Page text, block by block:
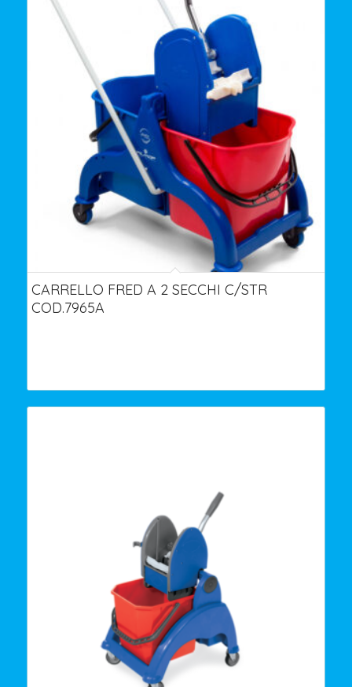
CARRELLO FRED A 2 SECCHI C/STR
COD.7965A